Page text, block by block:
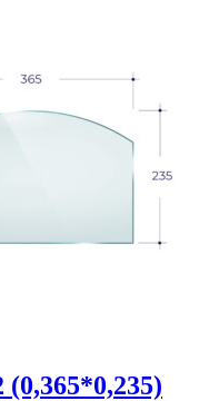
(0,365*0,235)